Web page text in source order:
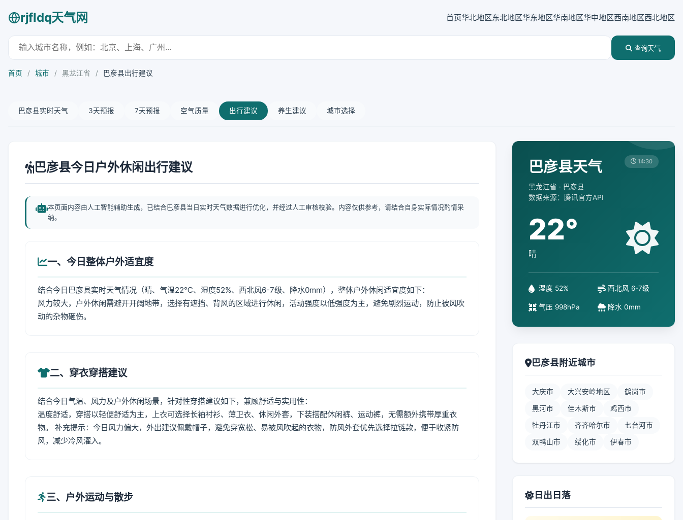
rjfldq天气网 首页华北地区东北地区华东地区华南地区华中地区西南地区西北地区
查询天气
首页 / 城市 / 黑龙江省 / 巴彦县出行建议
巴彦县实时天气 3天预报 7天预报 空气质量 出行建议 养生建议 城市选择
巴彦县今日户外休闲出行建议
本页面内容由人工智能辅助生成，已结合巴彦县当日实时天气数据进行优化，并经过人工审核校验。内容仅供参考，请结合自身实际情况酌情采
纳。
一、今日整体户外适宜度
结合今日巴彦县实时天气情况（晴、气温22℃、湿度52%、西北风6-7级、降水0mm），整体户外休闲适宜度如下：
风力较大，户外休闲需避开开阔地带，选择有遮挡、背风的区域进行休闲，活动强度以低强度为主，避免剧烈运动，防止被风吹
动的杂物砸伤。
二、穿衣穿搭建议
结合今日气温、风力及户外休闲场景，针对性穿搭建议如下，兼顾舒适与实用性：
温度舒适，穿搭以轻便舒适为主，上衣可选择长袖衬衫、薄卫衣、休闲外套，下装搭配休闲裤、运动裤，无需额外携带厚重衣
物。 补充提示：今日风力偏大，外出建议佩戴帽子，避免穿宽松、易被风吹起的衣物，防风外套优先选择拉链款，便于收紧防
风，减少冷风灌入。
三、户外运动与散步
巴彦县天气
黑龙江省 · 巴彦县
数据来源：腾讯官方API
14:30
22°
晴
湿度 52% 西北风 6-7级
气压 998hPa 降水 0mm
巴彦县附近城市
大庆市 大兴安岭地区 鹤岗市
黑河市 佳木斯市 鸡西市
牡丹江市 齐齐哈尔市 七台河市
双鸭山市 绥化市 伊春市
日出日落